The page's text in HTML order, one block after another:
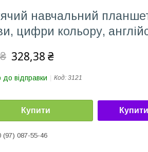
навчальний
цифри кольору,
328,38 ₴
до відправки Код: 3121
Купити
(97) 087-55-46